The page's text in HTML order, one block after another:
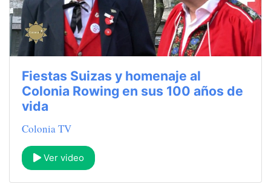
Fiestas Suizas y homenaje al
Colonia Rowing en sus 100 años de
vida
Colonia TV
Ver video